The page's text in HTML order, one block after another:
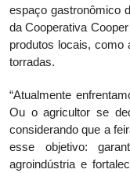
espaço gastronômico
da Cooperativa
produtos locais, como
torradas.
“Atualmente
Ou o agricultor se
considerando que a
esse objetivo:
agroindústria e